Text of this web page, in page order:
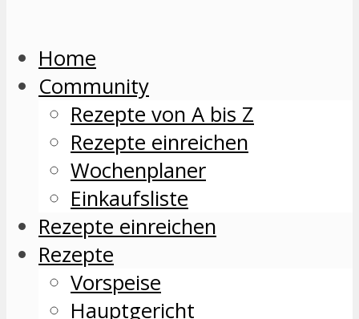
Home
Community
Rezepte von A bis Z
Rezepte einreichen
Wochenplaner
Einkaufsliste
Rezepte einreichen
Rezepte
Vorspeise
Hauptgericht